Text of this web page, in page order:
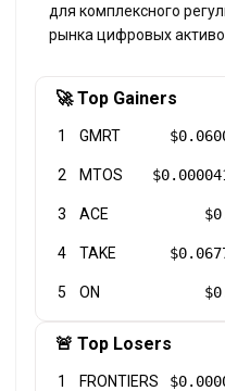
для комплексного
рынка цифровых
🚀 Top Gainers
1 GMRT
2 MTOS
3 ACE
4 TAKE
5 ON
🚨 Top Losers
1 FRONTIERS